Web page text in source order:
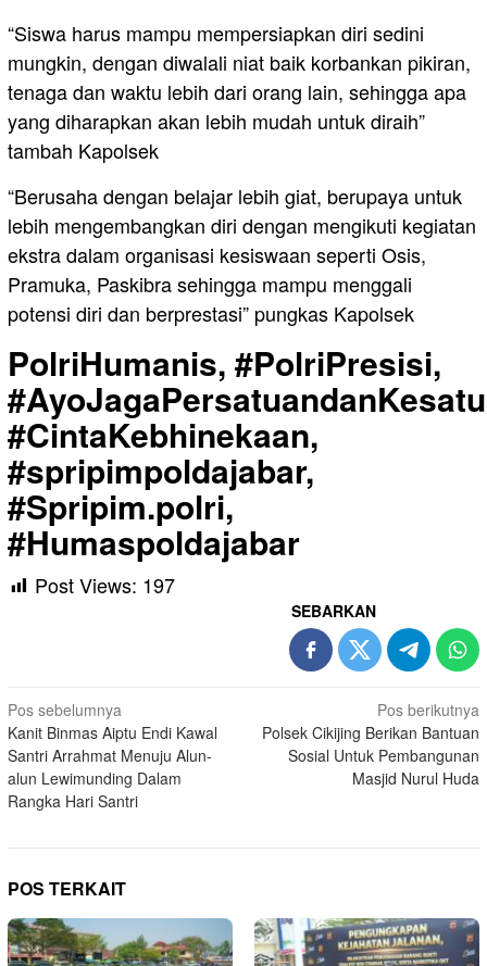
“Siswa harus mampu mempersiapkan diri sedini
mungkin, dengan diwalali niat baik korbankan pikiran,
tenaga dan waktu lebih dari orang lain, sehingga apa
yang diharapkan akan lebih mudah untuk diraih”
tambah Kapolsek
“Berusaha dengan belajar lebih giat, berupaya untuk
lebih mengembangkan diri dengan mengikuti kegiatan
ekstra dalam organisasi kesiswaan seperti Osis,
Pramuka, Paskibra sehingga mampu menggali
potensi diri dan berprestasi” pungkas Kapolsek
PolriHumanis, #PolriPresisi,
#CintaKebhinekaan,
#spripimpoldajabar,
#Spripim.polri,
#Humaspoldajabar
Post Views: 197
SEBARKAN
Navigasi
pos
Pos sebelumnya
Kanit Binmas Aiptu Endi Kawal
Santri Arrahmat Menuju Alun-
alun Lewimunding Dalam
Rangka Hari Santri
Pos berikutnya
Polsek Cikijing Berikan Bantuan
Sosial Untuk Pembangunan
Masjid Nurul Huda
POS TERKAIT